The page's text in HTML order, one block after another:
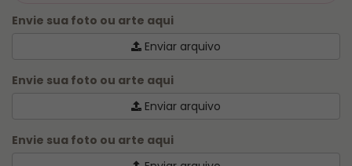
Envie sua foto ou arte aqui
Enviar arquivo
Envie sua foto ou arte aqui
Enviar arquivo
Envie sua foto ou arte aqui
Para garantir que sua caneca seja produzido em